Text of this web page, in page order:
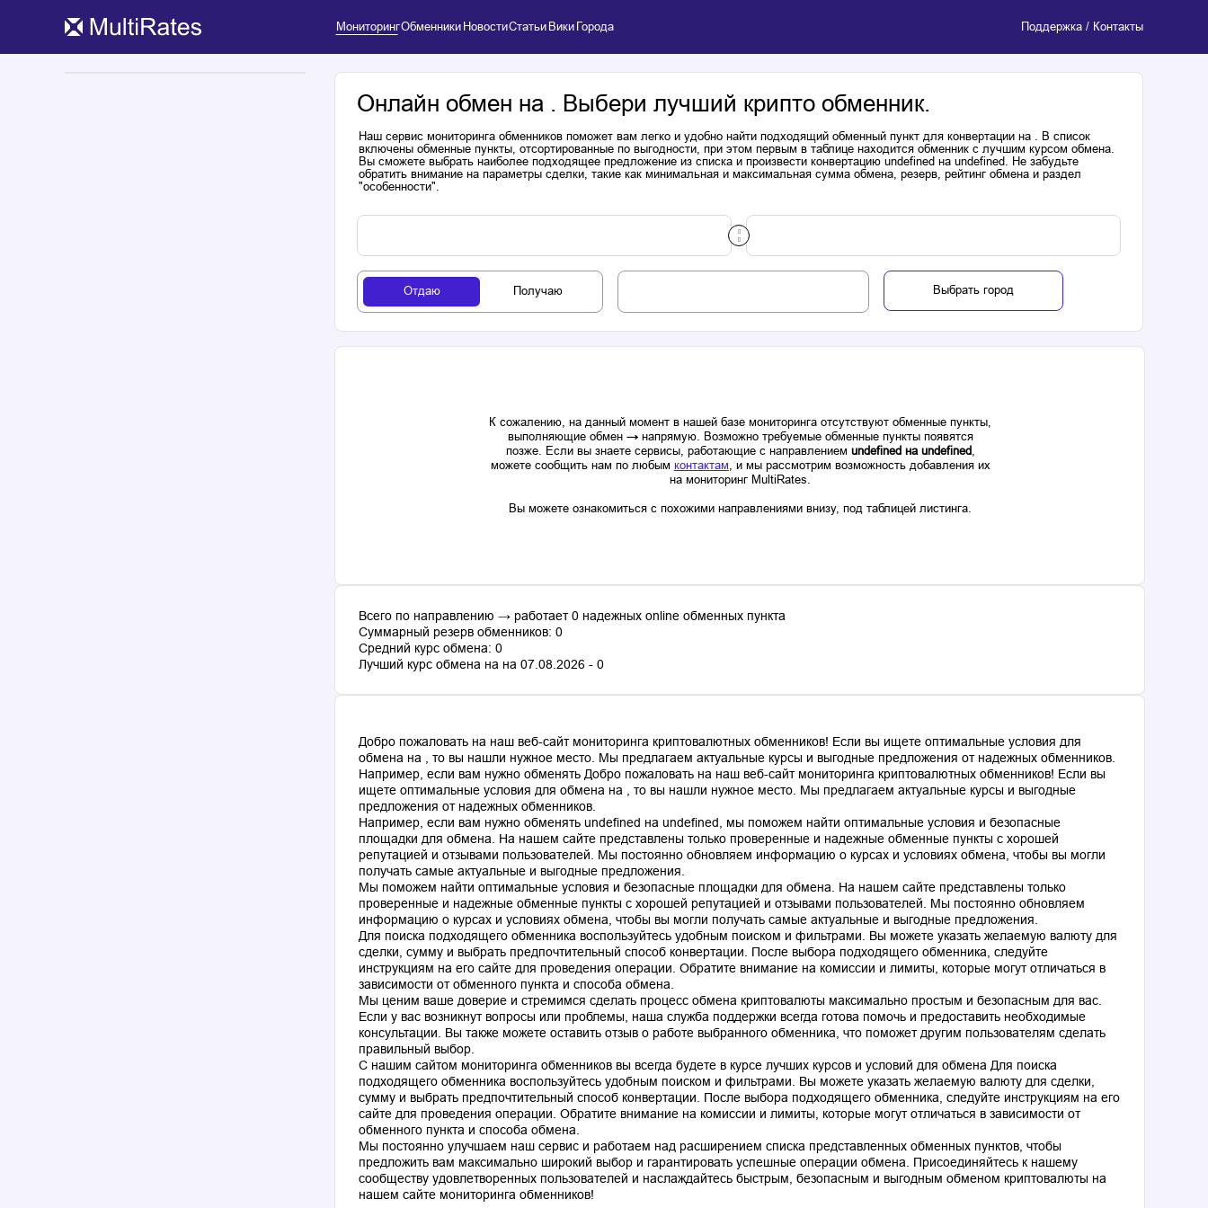
МониторингОбменники НовостиСтатьи Вики Города Поддержка / Контакты
Онлайн обмен на . Выбери лучший крипто обменник.
Наш сервис мониторинга обменников поможет вам легко и удобно найти подходящий обменный пункт для конвертации на . В список
включены обменные пункты, отсортированные по выгодности, при этом первым в таблице находится обменник с лучшим курсом обмена.
Вы сможете выбрать наиболее подходящее предложение из списка и произвести конвертацию undefined на undefined. Не забудьте
обратить внимание на параметры сделки, такие как минимальная и максимальная сумма обмена, резерв, рейтинг обмена и раздел
"особенности".
Отдаю Получаю Выбрать город
К сожалению, на данный момент в нашей базе мониторинга отсутствуют обменные пункты,
выполняющие обмен → напрямую. Возможно требуемые обменные пункты появятся
позже. Если вы знаете сервисы, работающие с направлением undefined на undefined,
можете сообщить нам по любым контактам, и мы рассмотрим возможность добавления их
на мониторинг MultiRates.
Вы можете ознакомиться с похожими направлениями внизу, под таблицей листинга.
Всего по направлению → работает 0 надежных online обменных пункта
Суммарный резерв обменников: 0
Средний курс обмена: 0
Лучший курс обмена на на 07.08.2026 - 0
Добро пожаловать на наш веб-сайт мониторинга криптовалютных обменников! Если вы ищете оптимальные условия для
обмена на , то вы нашли нужное место. Мы предлагаем актуальные курсы и выгодные предложения от надежных обменников.
Например, если вам нужно обменять Добро пожаловать на наш веб-сайт мониторинга криптовалютных обменников! Если вы
ищете оптимальные условия для обмена на , то вы нашли нужное место. Мы предлагаем актуальные курсы и выгодные
предложения от надежных обменников.
Например, если вам нужно обменять undefined на undefined, мы поможем найти оптимальные условия и безопасные
площадки для обмена. На нашем сайте представлены только проверенные и надежные обменные пункты с хорошей
репутацией и отзывами пользователей. Мы постоянно обновляем информацию о курсах и условиях обмена, чтобы вы могли
получать самые актуальные и выгодные предложения.
Мы поможем найти оптимальные условия и безопасные площадки для обмена. На нашем сайте представлены только
проверенные и надежные обменные пункты с хорошей репутацией и отзывами пользователей. Мы постоянно обновляем
информацию о курсах и условиях обмена, чтобы вы могли получать самые актуальные и выгодные предложения.
Для поиска подходящего обменника воспользуйтесь удобным поиском и фильтрами. Вы можете указать желаемую валюту для
сделки, сумму и выбрать предпочтительный способ конвертации. После выбора подходящего обменника, следуйте
инструкциям на его сайте для проведения операции. Обратите внимание на комиссии и лимиты, которые могут отличаться в
зависимости от обменного пункта и способа обмена.
Мы ценим ваше доверие и стремимся сделать процесс обмена криптовалюты максимально простым и безопасным для вас.
Если у вас возникнут вопросы или проблемы, наша служба поддержки всегда готова помочь и предоставить необходимые
консультации. Вы также можете оставить отзыв о работе выбранного обменника, что поможет другим пользователям сделать
правильный выбор.
С нашим сайтом мониторинга обменников вы всегда будете в курсе лучших курсов и условий для обмена Для поиска
подходящего обменника воспользуйтесь удобным поиском и фильтрами. Вы можете указать желаемую валюту для сделки,
сумму и выбрать предпочтительный способ конвертации. После выбора подходящего обменника, следуйте инструкциям на его
сайте для проведения операции. Обратите внимание на комиссии и лимиты, которые могут отличаться в зависимости от
обменного пункта и способа обмена.
Мы постоянно улучшаем наш сервис и работаем над расширением списка представленных обменных пунктов, чтобы
предложить вам максимально широкий выбор и гарантировать успешные операции обмена. Присоединяйтесь к нашему
сообществу удовлетворенных пользователей и наслаждайтесь быстрым, безопасным и выгодным обменом криптовалюты на